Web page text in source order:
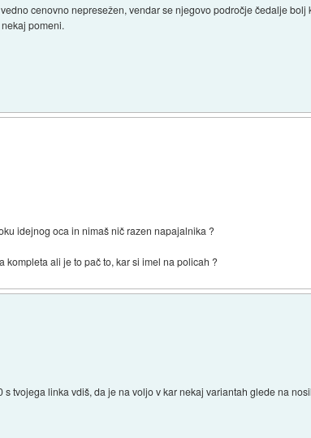
cenovno nepresežen, vendar se njegovo področje čedalje
pomeni.
idejnog oca in nimaš nič razen napajalnika ?
ali je to pač to, kar si imel na policah ?
tvojega linka vdiš, da je na voljo v kar nekaj variantah glede na